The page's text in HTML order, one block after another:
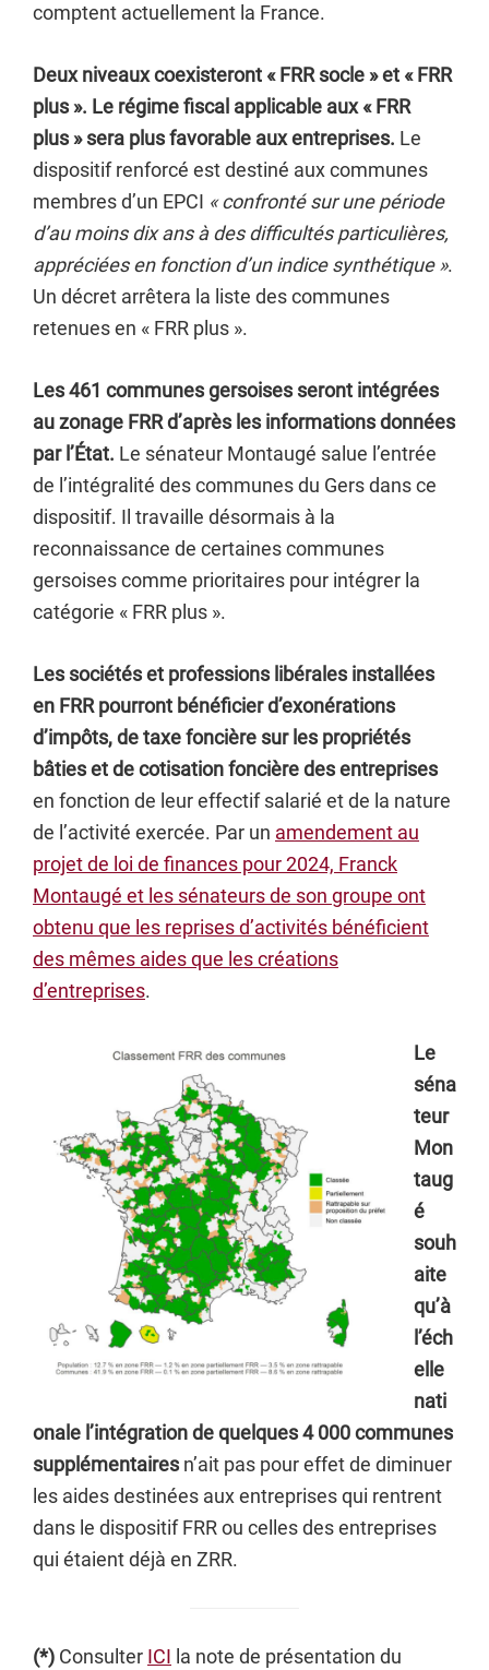
comptent actuellement la France.
Deux niveaux coexisteront « FRR socle » et « FRR
plus ». Le régime fiscal applicable aux « FRR
plus » sera plus favorable aux entreprises. Le
dispositif renforcé est destiné aux communes
membres d’un EPCI « confronté sur une période
d’au moins dix ans à des difficultés particulières,
appréciées en fonction d’un indice synthétique ».
Un décret arrêtera la liste des communes
retenues en « FRR plus ».
Les 461 communes gersoises seront intégrées
au zonage FRR d’après les informations données
par l’État. Le sénateur Montaugé salue l’entrée
de l’intégralité des communes du Gers dans ce
dispositif. Il travaille désormais à la
reconnaissance de certaines communes
gersoises comme prioritaires pour intégrer la
catégorie « FRR plus ».
Les sociétés et professions libérales installées
en FRR pourront bénéficier d’exonérations
d’impôts, de taxe foncière sur les propriétés
bâties et de cotisation foncière des entreprises
en fonction de leur effectif salarié et de la nature
de l’activité exercée. Par un amendement au
projet de loi de finances pour 2024, Franck
Montaugé et les sénateurs de son groupe ont
obtenu que les reprises d’activités bénéficient
des mêmes aides que les créations
d’entreprises.
Le
séna
teur
Mon
taug
é
souh
aite
qu’à
l’éch
elle
nati
onale l’intégration de quelques 4 000 communes
supplémentaires n’ait pas pour effet de diminuer
les aides destinées aux entreprises qui rentrent
dans le dispositif FRR ou celles des entreprises
qui étaient déjà en ZRR.
(*) Consulter ICI la note de présentation du